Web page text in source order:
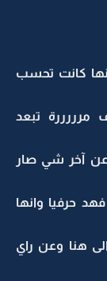
كانت تحسب
مرررررة تبعد
آخر شي صار
حرفيا وانها
هنا وعن راي